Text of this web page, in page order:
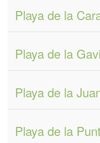
Playa de la
Playa de la
Playa de la
Playa de la